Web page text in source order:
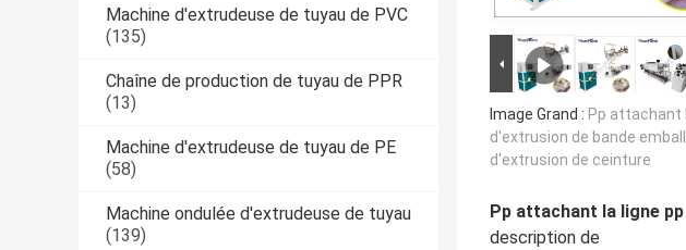
Machine d'extrudeuse de tuyau de PVC
(135)
Chaîne de production de tuyau de PPR
(13)
Machine d'extrudeuse de tuyau de PE
(58)
Machine ondulée d'extrudeuse de tuyau
(139)
Image Grand : Pp attachant
d'extrusion de bande
d'extrusion de ceinture
Pp attachant la ligne
description de